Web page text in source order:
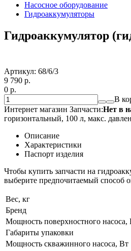
Насосное оборудование
Гидроаккумуляторы
Гидроаккумулятор
Артикул: 68/6/3
9 790 p.
0 p.
В
Интернет магазин Запчасти:Нет в
горизонтальный, 100 л, макс.
Описание
Характеристики
Паспорт изделия
Чтобы купить запчасти на
выберите предпочитаемый способ
Вес, кг
Бренд
Мощность поверхностного насоса,
Габариты упаковки
Мощность скважинного насоса, Вт